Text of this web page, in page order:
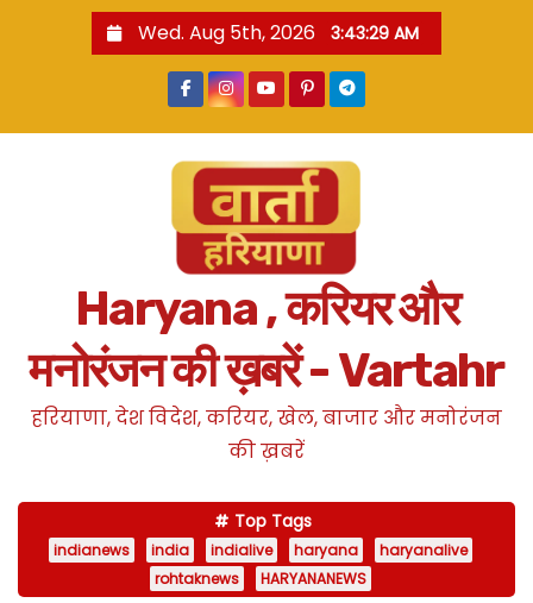
Wed. Aug 5th, 2026 3:43:30 AM
Haryana , करियर और
मनोरंजन की ख़बरें - Vartahr
हरियाणा, देश विदेश, करियर, खेल, बाजार और मनोरंजन
की ख़बरें
Top Tags
indianews india indialive haryana
haryanalive
rohtaknews
HARYANANEWS